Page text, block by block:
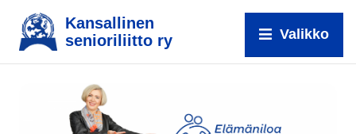
Kansallinen
senioriliitto ry
Valikko